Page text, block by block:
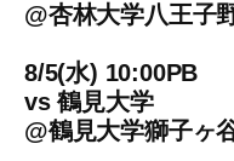
@杏林大学八王子
8/5(水) 10:00PB
vs鶴見大学
@鶴見大学獅子ヶ